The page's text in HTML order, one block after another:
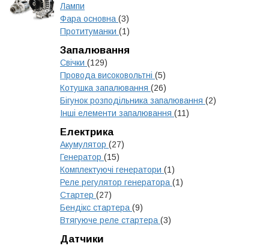
Лампи
Фара основна (3)
Протитуманки (1)
Запалювання
Свічки (129)
Провода високовольтні (5)
Котушка запалювання (26)
Бігунок розподільника запалювання (2)
Інші елементи запалювання (11)
Електрика
Акумулятор (27)
Генератор (15)
Комплектуючі генератори (1)
Реле регулятор генератора (1)
Стартер (27)
Бендікс стартера (9)
Втягуюче реле стартера (3)
Датчики